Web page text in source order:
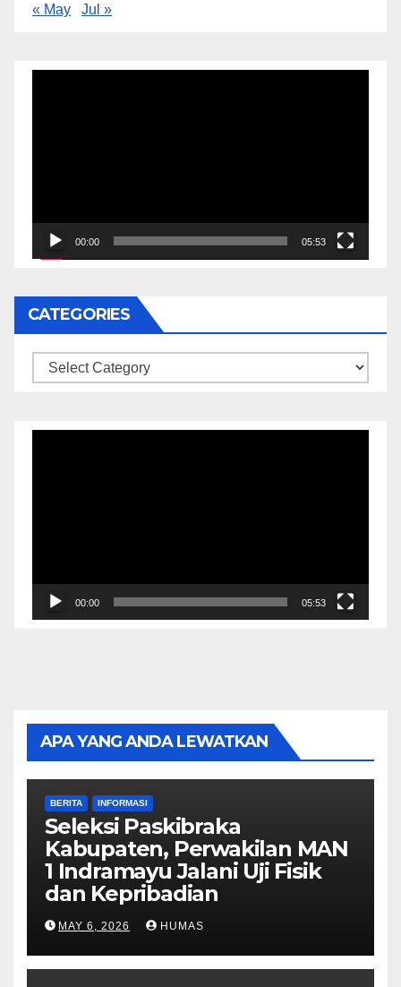
« May Jul »
00:00 05:53
CATEGORIES
Categories
00:00 05:53
APA YANG ANDA LEWATKAN
BERITA INFORMASI
Seleksi Paskibraka
Kabupaten, Perwakilan MAN
1 Indramayu Jalani Uji Fisik
dan Kepribadian
MAY 6, 2026 HUMAS